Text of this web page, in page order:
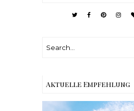
Aktuelle Empfehlung